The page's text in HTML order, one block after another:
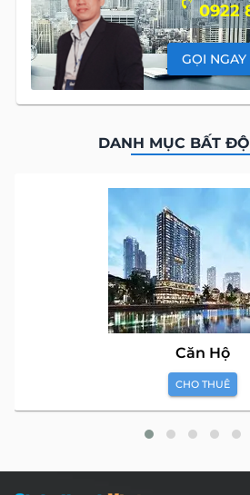
0922
GỌI NGAY
DANH MỤC BẤT
Căn Hộ
CHO THUÊ